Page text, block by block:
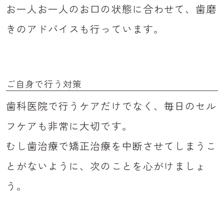
お一人お一人のお口の状態に合わせて、歯磨
きのアドバイスも行っています。
ご自身で行う対策
歯科医院で行うケアだけでなく、毎日のセル
フケアも非常に大切です。
むし歯治療で矯正治療を中断させてしまうこ
とがないように、次のことを心がけましょ
う。